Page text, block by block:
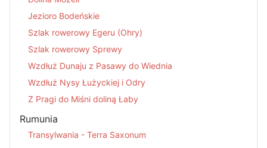
Jezioro Bodeńskie
Szlak rowerowy Egeru (Ohry)
Szlak rowerowy Sprewy
Wzdłuż Dunaju z Pasawy do Wiednia
Wzdłuż Nysy Łużyckiej i Odry
Z Pragi do Miśni doliną Łaby
Rumunia
Transylwania - Terra Saxonum